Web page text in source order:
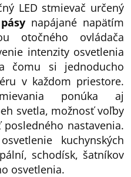
LED stmievač určený
napájané napätím
otočného ovládača
intenzity osvetlenia
čomu si jednoducho
v každom priestore.
ponúka aj
svetla, možnosť voľby
nastavenia.
kuchynských
schodísk, šatníkov
osvetlenia.